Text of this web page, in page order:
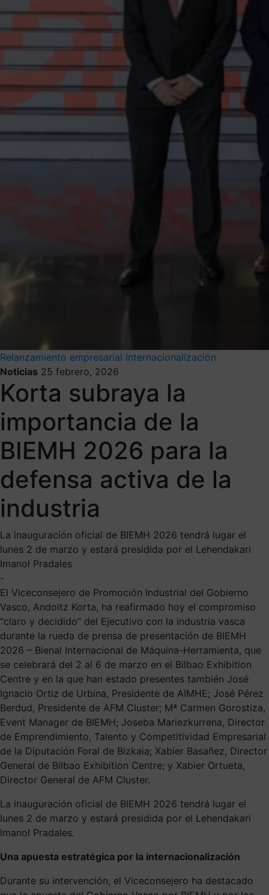
Relanzamiento empresarial Internacionalización
Noticias 25 febrero, 2026
Korta subraya la
importancia de la
BIEMH 2026 para la
defensa activa de la
industria
La inauguración oficial de BIEMH 2026 tendrá lugar el
lunes 2 de marzo y estará presidida por el Lehendakari
Imanol Pradales
-
El Viceconsejero de Promoción Industrial del Gobierno
Vasco, Andoitz Korta, ha reafirmado hoy el compromiso
“claro y decidido” del Ejecutivo con la industria vasca
durante la rueda de prensa de presentación de BIEMH
2026 – Bienal Internacional de Máquina-Herramienta, que
se celebrará del 2 al 6 de marzo en el Bilbao Exhibition
Centre y en la que han estado presentes también José
Ignacio Ortiz de Urbina, Presidente de AIMHE; José Pérez
Berdud, Presidente de AFM Cluster; Mª Carmen Gorostiza,
Event Manager de BIEMH; Joseba Mariezkurrena, Director
de Emprendimiento, Talento y Competitividad Empresarial
de la Diputación Foral de Bizkaia; Xabier Basañez, Director
General de Bilbao Exhibition Centre; y Xabier Ortueta,
Director General de AFM Cluster.
La inauguración oficial de BIEMH 2026 tendrá lugar el
lunes 2 de marzo y estará presidida por el Lehendakari
Imanol Pradales.
Una apuesta estratégica por la internacionalización
Durante su intervención, el Viceconsejero ha destacado